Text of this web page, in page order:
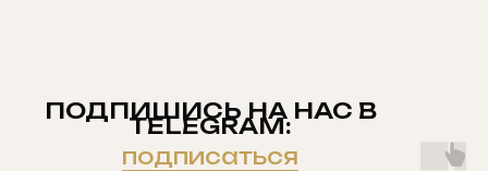
ПОДПИШИСЬ НА НАС В
TELEGRAM:
подписаться